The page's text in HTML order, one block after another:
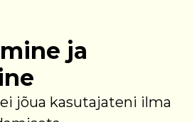
ja
jõua kasutajateni ilma